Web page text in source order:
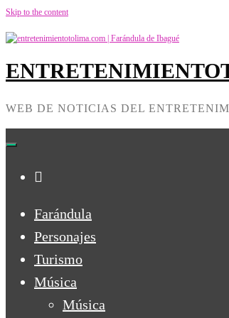
Skip to the content
WEB DE NOTICIAS DEL
Farándula
Personajes
Turismo
Música
Música